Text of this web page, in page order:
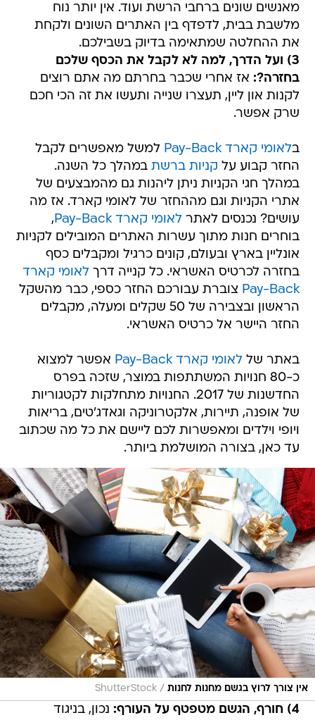
מאנשים שונים ברחבי הרשת ועוד. אין יותר נוח
מלשבת בבית, לדפדף בין האתרים השונים ולקחת
את ההחלטה שמתאימה בדיוק בשבילכם.
3) ועל הדרך, למה לא לקבל את הכסף שלכם
בחזרה?: אז אחרי שכבר בחרתם מה אתם רוצים
לקנות און ליין, תעצרו שנייה ותעשו את זה הכי חכם
שרק אפשר.
בלאומי קארד Pay-Back
למשל מאפשרים לקבל
החזר קבוע על קניות ברשת במהלך כל השנה.
במהלך חגי הקניות ניתן ליהנות גם מהמבצעים של
אתרי הקניות וגם מההחזר של לאומי קארד. אז מה
עושים? נכנסים לאתרלאומי קארד Pay-Back
,
בוחרים חנות מתוך עשרות האתרים המובילים לקניות
אונליין בארץ ובעולם, קונים כרגיל ומקבלים כסף
בחזרה לכרטיס האשראי. כל קנייה דרךלאומי קארד
Pay-Back צוברת עבורכם החזר כספי, כבר מהשקל
הראשון ובצבירה של 50 שקלים ומעלה, מקבלים
החזר היישר אל כרטיס האשראי.
באתר שללאומי קארד Pay-Back
אפשר למצוא
כ-80 חנויות המשתתפות במוצר, שזכה בפרס
החדשנות של 2017. החנויות מתחלקות לקטגוריות
של אופנה, תיירות, אלקטרוניקה וגאדג'טים, בריאות
ויופי וילדים ומאפשרות לכם ליישם את כל מה שכתוב
עד כאן, בצורה המושלמת ביותר.
אין צורך לרוץ בגשם מחנות לחנות /
ShutterStock
4) חורף, הגשם מטפטף על העורף:
נכון, בניגוד